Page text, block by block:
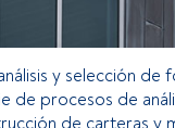
y selección de
de procesos de
de carteras y